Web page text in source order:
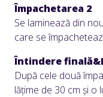
Împachetarea 2
Se laminează din
care se
Întindere
După cele două
lățime de 30 cm și o